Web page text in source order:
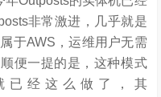
非常激进，几乎就是
于AWS，运维用户无需
便一提的是，这种模式
已经这么做了，其